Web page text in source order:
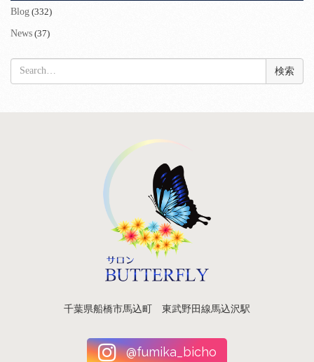
Blog (332)
News (37)
索:
千葉県船橋市馬込町 東武野田線馬込沢駅
@fumika_bicho